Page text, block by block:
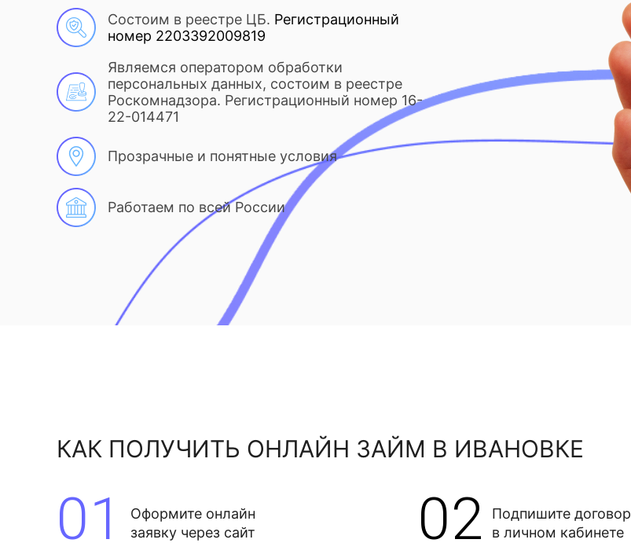
Состоим в реестре ЦБ. Регистрационный
номер 2203392009819
Являемся оператором обработки
персональных данных, состоим в реестре
Роскомнадзора. Регистрационный номер 16-
22-014471
Прозрачные и понятные условия
Работаем по всей России
КАК ПОЛУЧИТЬ ОНЛАЙН ЗАЙМ В ИВАНОВКЕ
01
Оформите онлайн
заявку через сайт
02
Подпишите договор
в личном кабинете